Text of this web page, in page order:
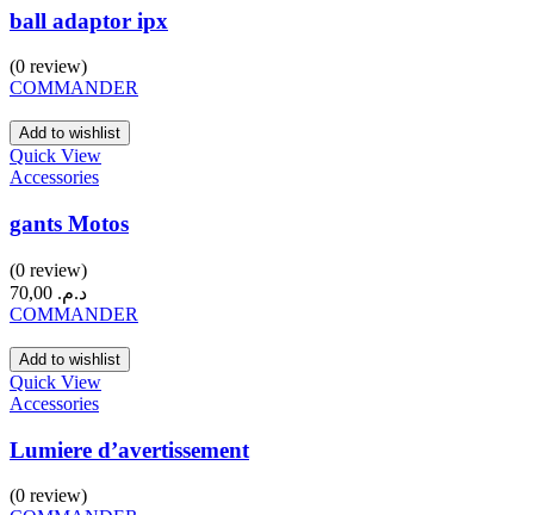
ball adaptor ipx
(0 review)
COMMANDER
Add to wishlist
Quick View
Accessories
gants Motos
(0 review)
د.م.
COMMANDER
Add to wishlist
Quick View
Accessories
Lumiere d’avertissement
(0 review)